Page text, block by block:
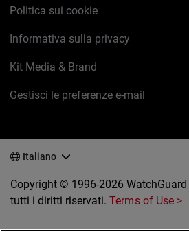
Politica sui cookie
Informativa sulla privacy
Kit Media & Brand
Gestisci le preferenze e-mail
Italiano
Copyright © 1996-2026
tutti i diritti riservati.Terms of Use >